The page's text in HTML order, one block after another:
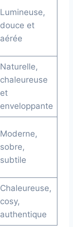
Lumineuse,
douce et
aérée
Naturelle,
chaleureuse
et
enveloppante
Moderne,
sobre,
subtile
Chaleureuse,
cosy,
authentique